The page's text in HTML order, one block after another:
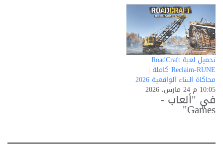
تحميل لعبة RoadCraft
Reclaim-RUNE كاملة |
محاكاة البناء الواقعية 2026
10:05 م 24 مارس، 2026
في "ألعاب -
Games"